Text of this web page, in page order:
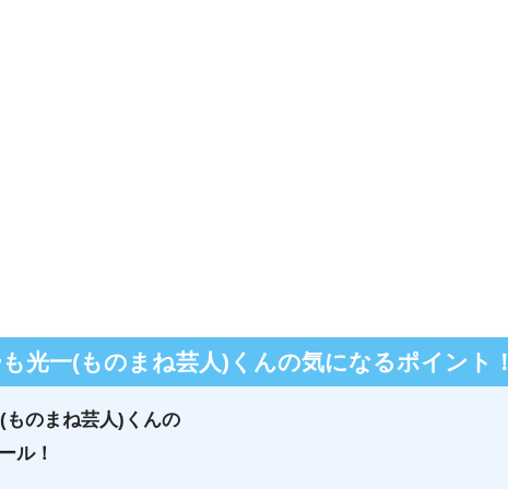
光一(ものまね芸人)くんの気になるポイント！
ものまね芸人)くんの
ル！